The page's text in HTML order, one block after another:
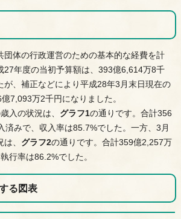
団体の行政運営のための基本的な経費を計
27年度の当初予算額は、393億6,614万8千
が、補正などにより平成28年3月末日現在の
7,093万2千円になりました。
入の状況は、 グラフ1の通りです。合計356
済みで、収入率は85.7%でした。一方、3月
、 グラフ2の通りです。合計359億2,257万
行率は86.2%でした。
る図表